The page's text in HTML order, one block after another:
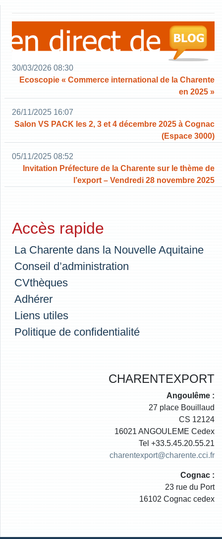
30/03/2026 08:30
Ecoscopie « Commerce international de la Charente
en 2025 »
26/11/2025 16:07
Salon VS PACK les 2, 3 et 4 décembre 2025 à Cognac
(Espace 3000)
05/11/2025 08:52
Invitation Préfecture de la Charente sur le thème de
l’export – Vendredi 28 novembre 2025
Accès rapide
La Charente dans la Nouvelle Aquitaine
Conseil d’administration
CVthèques
Adhérer
Liens utiles
Politique de confidentialité
CHARENTEXPORT
Angoulême :
27 place Bouillaud
CS 12124
16021 ANGOULEME Cedex
Tel +33.5.45.20.55.21
charentexport@charente.cci.fr
Cognac :
23 rue du Port
16102 Cognac cedex